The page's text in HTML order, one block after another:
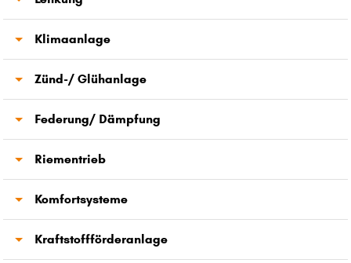
Nebelscheinwerfer
Luftfilter
Thermostat
Wasserpumpe
Lenkgetriebe
Spurstangenkopf
Servopumpe
Klimaanlage
Klimakompressor
Klimakondensator
Zünd-/ Glühanlage
Zündspule
Zündkerzen
Federung/ Dämpfung
Stoßdämpfer
Domlager
Riementrieb
Keilrippenriemen
Zahnriemensatz
Komfortsysteme
Fensterheber
Kraftstoffförderanlage